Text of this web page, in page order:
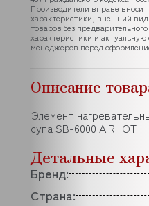
Производители вправе
характеристики, внешний
товаров без
характеристики и
менеджеров перед
Описание
Элемент
супа SB-6000 AIRHOT
Детальные
Бренд:
Страна: